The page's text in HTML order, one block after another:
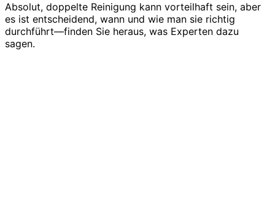
Absolut, doppelte Reinigung kann vorteilhaft sein, aber
es ist entscheidend, wann und wie man sie richtig
durchführt—finden Sie heraus, was Experten dazu
sagen.